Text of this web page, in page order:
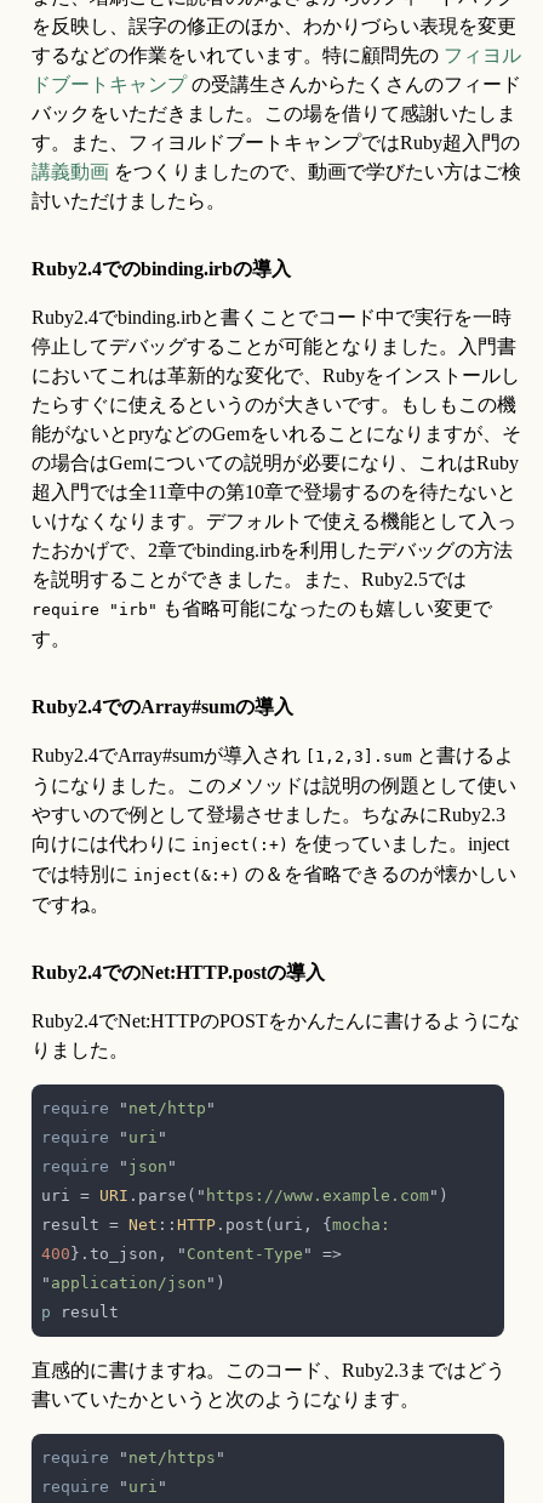
を反映し、誤字の修正のほか、わかりづらい表現を変更
するなどの作業をいれています。特に顧問先の フィヨル
ドブートキャンプ の受講生さんからたくさんのフィード
バックをいただきました。この場を借りて感謝いたしま
講義動画 をつくりましたので、動画で学びたい方はご検
討いただけましたら。
Ruby2.4でのbinding.irbの導入
Ruby2.4でbinding.irbと書くことでコード中で実行を一時
停止してデバッグすることが可能となりました。入門書
においてこれは革新的な変化で、Rubyをインストールし
たらすぐに使えるというのが大きいです。もしもこの機
能がないとpryなどのGemをいれることになりますが、そ
の場合はGemについての説明が必要になり、これはRuby
超入門では全11章中の第10章で登場するのを待たないと
いけなくなります。デフォルトで使える機能として入っ
たおかげで、2章でbinding.irbを利用したデバッグの方法
require "irb" も省略可能になったのも嬉しい変更で
す。
Ruby2.4でのArray#sumの導入
Ruby2.4でArray#sumが導入され [1,2,3].sum と書けるよ
うになりました。このメソッドは説明の例題として使い
やすいので例として登場させました。ちなみにRuby2.3
向けには代わりに inject(:+) を使っていました。inject
では特別に inject(&:+) の＆を省略できるのが懐かしい
ですね。
Ruby2.4でのNet:HTTP.postの導入
Ruby2.4でNet:HTTPのPOSTをかんたんに書けるようにな
りました。
require " net/http
require
" uri
require
" json
uri = URI .parse(" https://www.example.com
result = Net :: HTTP .post(uri, {
400 }.to_json, " Content-Type " =>
" application/json
p
直感的に書けますね。このコード、Ruby2.3まではどう
書いていたかというと次のようになります。
require " net/https
require
" uri